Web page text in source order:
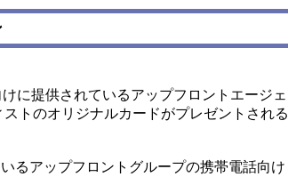
に提供されているアップフロントエージェ
トのオリジナルカードがプレゼントされる
るアップフロントグループの携帯電話向け